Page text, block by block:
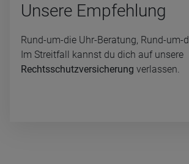
Un­se­re Emp­feh­lung
Rund-um-die Uhr-Beratung, Rund-um-
Im Streitfall kannst du dich auf unsere
Rechtsschutzversicherung verlassen.